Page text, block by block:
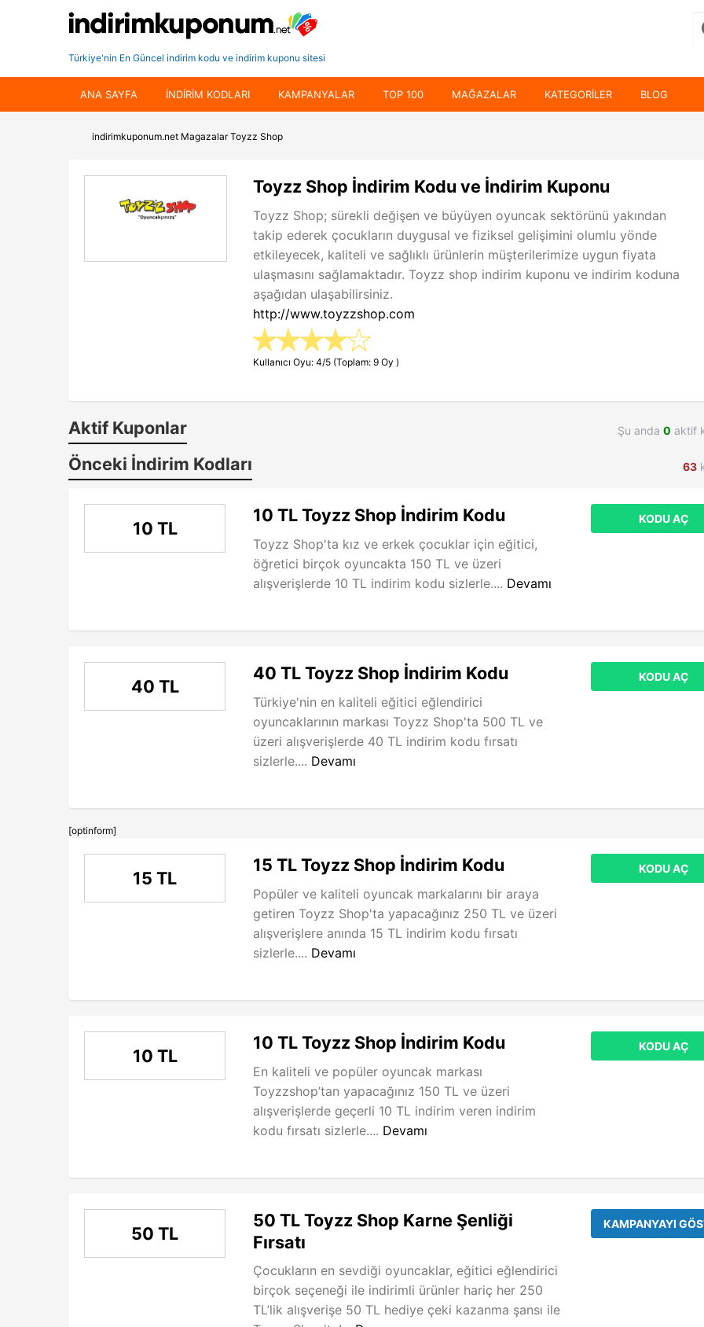
Türkiye'nin En Güncel indirim kodu ve indirim kuponu sitesi
ANA SAYFA INDIRIM KODLARI KAMPANYALAR TOP 100 MAĞAZALAR KATEGORILER BLOG
indirimkuponum.net Magazalar Toyzz Shop
Toyzz Shop İndirim Kodu ve İndirim Kuponu
Toyzz Shop; sürekli değişen ve büyüyen oyuncak sektörünü yakından
takip ederek çocukların duygusal ve fiziksel gelişimini olumlu yönde
etkileyecek, kaliteli ve sağlıklı ürünlerin müşterilerimize uygun fiyata
ulaşmasını sağlamaktadır. Toyzz shop indirim kuponu ve indirim koduna
aşağıdan ulaşabilirsiniz.
http://www.toyzzshop.com
Kullanıcı Oyu: 4/5 (Toplam: 9 Oy )
Aktif Kuponlar Şu anda 0 aktif
Önceki İndirim Kodları 63
10 TL
10 TL Toyzz Shop İndirim Kodu
Toyzz Shop'ta kız ve erkek çocuklar için eğitici,
öğretici birçok oyuncakta 150 TL ve üzeri
alışverişlerde 10 TL indirim kodu sizlerle.... Devamı
KODU AÇ
40 TL
40 TL Toyzz Shop İndirim Kodu
Türkiye'nin en kaliteli eğitici eğlendirici
oyuncaklarının markası Toyzz Shop'ta 500 TL ve
üzeri alışverişlerde 40 TL indirim kodu fırsatı
sizlerle.... Devamı
KODU AÇ
[optinform]
15 TL
15 TL Toyzz Shop İndirim Kodu
Popüler ve kaliteli oyuncak markalarını bir araya
getiren Toyzz Shop'ta yapacağınız 250 TL ve üzeri
alışverişlere anında 15 TL indirim kodu fırsatı
sizlerle.... Devamı
KODU AÇ
10 TL
10 TL Toyzz Shop İndirim Kodu
En kaliteli ve popüler oyuncak markası
Toyzzshop’tan yapacağınız 150 TL ve üzeri
alışverişlerde geçerli 10 TL indirim veren indirim
kodu fırsatı sizlerle.... Devamı
KODU AÇ
50 TL
50 TL Toyzz Shop Karne Şenliği
Fırsatı
Çocukların en sevdiği oyuncaklar, eğitici eğlendirici
birçok seçeneği ile indirimli ürünler hariç her 250
TL’lik alışverişe 50 TL hediye çeki kazanma şansı ile
KAMPANYAYI